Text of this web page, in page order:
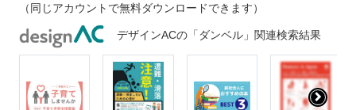
（同じアカウントで無料ダウンロードできます）
デザインACの「ダンベル」関連検索結果